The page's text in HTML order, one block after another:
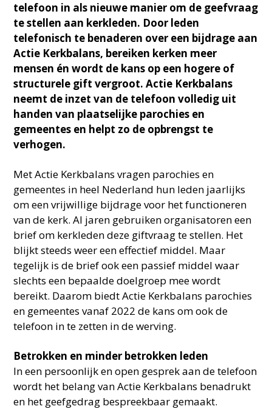
telefoon in als nieuwe manier om de geefvraag
te stellen aan kerkleden. Door leden
telefonisch te benaderen over een bijdrage aan
Actie Kerkbalans, bereiken kerken meer
mensen énwordt de kans op een hogere of
structurele gift vergroot. Actie Kerkbalans
neemt de inzet van de telefoon volledig uit
handen van plaatselijke parochies en
gemeentes en helpt zo de opbrengst te
verhogen.
Met Actie Kerkbalans vragen parochies en
gemeentes in heel Nederland hun leden jaarlijks
om een vrijwillige bijdrage voor het functioneren
van de kerk. Al jaren gebruiken organisatoren een
brief om kerkleden deze giftvraag te stellen. Het
blijkt steeds weer een effectief middel. Maar
tegelijk is de brief ook een passief middel waar
slechts een bepaalde doelgroep mee wordt
bereikt. Daarom biedt Actie Kerkbalans parochies
en gemeentes vanaf 2022 de kans om ook de
telefoon in te zetten in de werving.
Betrokken en minder betrokken leden
In een persoonlijk en open gesprek aan de telefoon
wordt het belang van Actie Kerkbalans benadrukt
en het geefgedrag bespreekbaar gemaakt.